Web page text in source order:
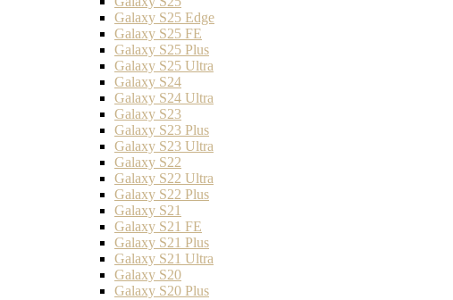
Galaxy S25 Edge
Galaxy S25 FE
Galaxy S25 Plus
Galaxy S25 Ultra
Galaxy S24
Galaxy S24 Ultra
Galaxy S23
Galaxy S23 Plus
Galaxy S23 Ultra
Galaxy S22
Galaxy S22 Ultra
Galaxy S22 Plus
Galaxy S21
Galaxy S21 FE
Galaxy S21 Plus
Galaxy S21 Ultra
Galaxy S20
Galaxy S20 Plus